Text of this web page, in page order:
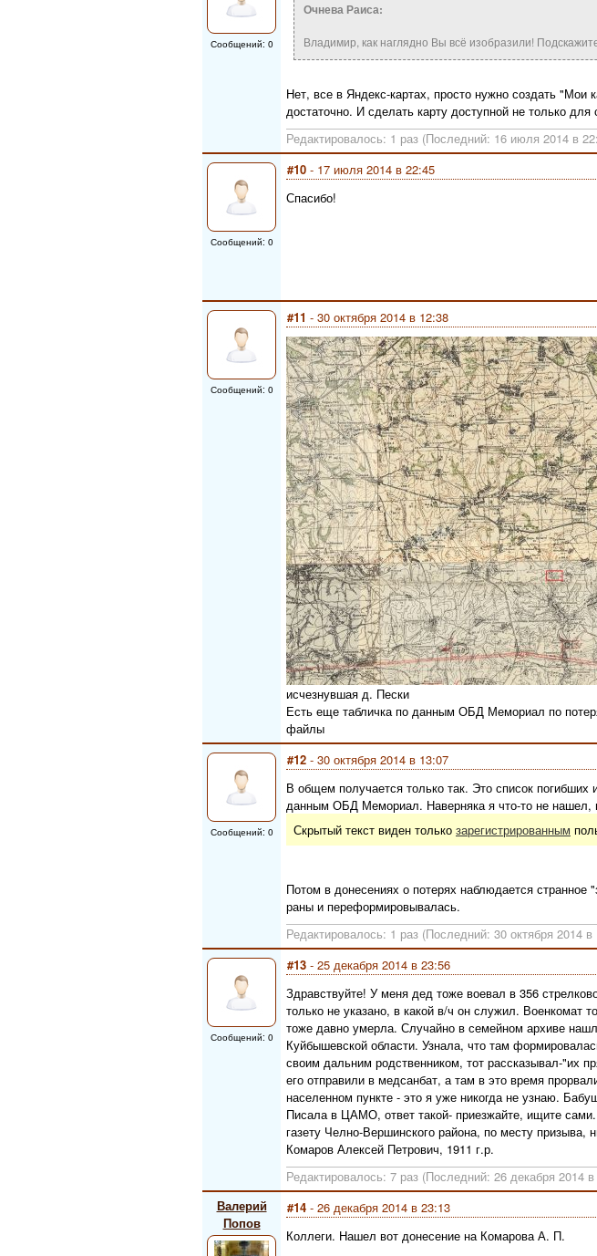
Сообщений: 0
Очнева Раиса:
Владимир, как наглядно Вы всё изобразили!
Нет, все в Яндекс-картах, просто нужно создать
достаточно. И сделать карту доступной не только
Редактировалось: 1 раз (Последний: 16 июля 2014 в
Сообщений: 0
#10 - 17 июля 2014 в 22:45
Спасибо!
Сообщений: 0
#11 - 30 октября 2014 в 12:38
исчезнувшая д. Пески
Есть еще табличка по данным ОБД Мемориал по
файлы
Сообщений: 0
#12 - 30 октября 2014 в 13:07
В общем получается только так. Это список
данным ОБД Мемориал. Наверняка я что-то не нашел,
Скрытый текст виден только зарегистрированным
Потом в донесениях о потерях наблюдается странное
раны и переформировывалась.
Редактировалось: 1 раз (Последний: 30 октября 2014 в
Сообщений: 0
#13 - 25 декабря 2014 в 23:56
Здравствуйте! У меня дед тоже воевал в 356
только не указано, в какой в/ч он служил. Военкомат
тоже давно умерла. Случайно в семейном архиве
Куйбышевской области. Узнала, что там
своим дальним родственником, тот рассказывал-"их
его отправили в медсанбат, а там в это время
населенном пункте - это я уже никогда не узнаю.
Писала в ЦАМО, ответ такой- приезжайте, ищите
газету Челно-Вершинского района, по месту призыва,
Комаров Алексей Петрович, 1911 г.р.
Редактировалось: 7 раз (Последний: 26 декабря 2014
Валерий
Попов
#14 - 26 декабря 2014 в 23:13
Коллеги. Нашел вот донесение на Комарова А. П.